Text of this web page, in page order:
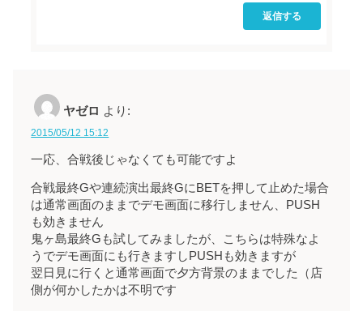
返信する
ヤゼロ より:
2015/05/12 15:12
一応、合戦後じゃなくても可能ですよ
合戦最終Gや連続演出最終GにBETを押して止めた場合
は通常画面のままでデモ画面に移行しません、PUSH
も効きません
鬼ヶ島最終Gも試してみましたが、こちらは特殊なよ
うでデモ画面にも行きますしPUSHも効きますが
翌日見に行くと通常画面で夕方背景のままでした（店
側が何かしたかは不明です